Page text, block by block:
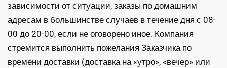
зависимости от ситуации, заказы по домашним
адресам в большинстве случаев в течение дня с 08-
00 до 20-00, если не оговорено иное. Компания
стремится выполнить пожелания Заказчика по
времени доставки (доставка на «утро», «вечер» или